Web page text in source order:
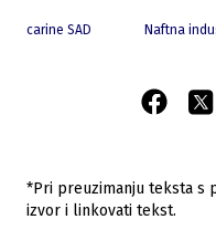
carine SAD Naftna
*Pri preuzimanju teksta s
izvor i linkovati tekst.